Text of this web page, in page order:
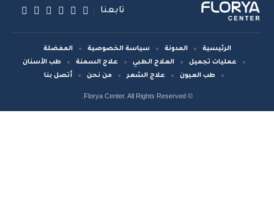
تابعنا
© Florya Center. All Rights Reserved.
الرئيسية المدونة سياسة الخصوصية
المفضلة
عمليات تجميل
العلاج الطبي علاج السمنة
طب الأسنان
طب العيون
علاج الشعر من نحن أتصل بنا